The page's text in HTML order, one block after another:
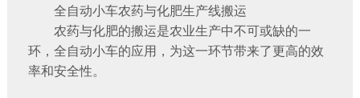
全自动小车农药与化肥生产线搬运
农药与化肥的搬运是农业生产中不可或缺的一
环，全自动小车的应用，为这一环节带来了更高的效
率和安全性。